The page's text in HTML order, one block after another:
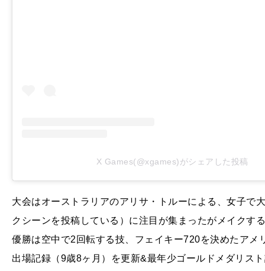
X Games(@xgames)がシェアした投稿
大会はオーストラリアのアリサ・トルーによる、女子で
クシーンを投稿している）に注目が集まったがメイクす
優勝は空中で2回転する技、フェイキー720を決めたア
出場記録（9歳8ヶ月）を更新&最年少ゴールドメダリス